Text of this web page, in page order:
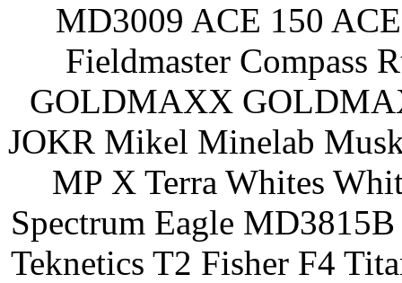
MD3009 ACE 150
Fieldmaster Compass
GOLDMAXX
JOKR Mikel Minelab
MP X Terra Whites
Spectrum Eagle
Teknetics T2 Fisher F4